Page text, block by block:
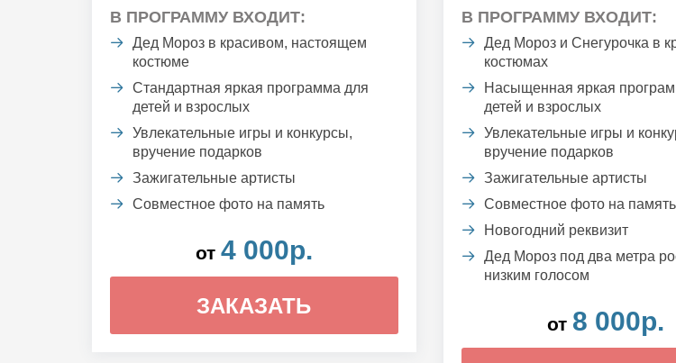
В ПРОГРАММУ ВХОДИТ:
Дед Мороз в красивом, настоящем
костюме
Стандартная яркая программа для
детей и взрослых
Увлекательные игры и конкурсы,
вручение подарков
Зажигательные артисты
Совместное фото на память
от 4 000р.
ЗАКАЗАТЬ
В ПРОГРАММУ ВХОДИТ:
Дед Мороз и Снегурочка в
костюмах
Насыщенная яркая
детей и взрослых
Увлекательные игры и
вручение подарков
Зажигательные артисты
Совместное фото на память
Новогодний реквизит
Дед Мороз под два метра
низким голосом
от 8 000р.